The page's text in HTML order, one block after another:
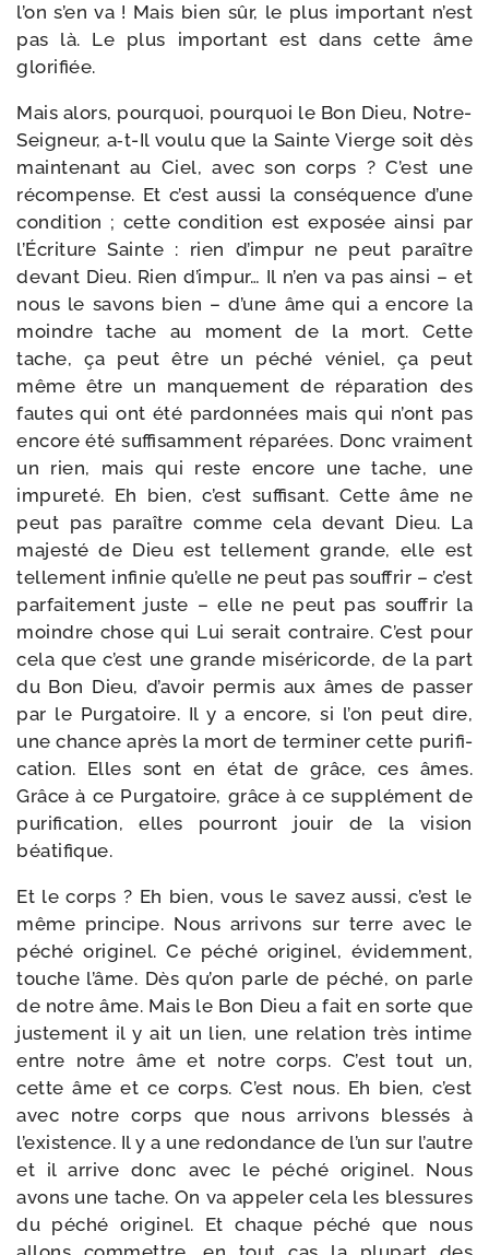
l’on s’en va ! Mais bien sûr, le plus impor­tant n’est
pas là. Le plus impor­tant est dans cette âme
glorifiée.
Mais alors, pour­quoi, pour­quoi le Bon Dieu, Notre-​
Seigneur, a‑t-​Il vou­lu que la Sainte Vierge soit dès
main­te­nant au Ciel, avec son corps ? C’est une
récom­pense. Et c’est aus­si la consé­quence d’une
condi­tion ; cette condi­tion est expo­sée ain­si par
l’Écriture Sainte : rien d’im­pur ne peut paraître
devant Dieu. Rien d’im­pur… Il n’en va pas ain­si – et
nous le savons bien – d’une âme qui a encore la
moindre tache au moment de la mort. Cette
tache, ça peut être un péché véniel, ça peut
même être un man­que­ment de répa­ra­tion des
fautes qui ont été par­don­nées mais qui n’ont pas
encore été suf­fi­sam­ment répa­rées. Donc vrai­ment
un rien, mais qui reste encore une tache, une
impu­re­té. Eh bien, c’est suf­fi­sant. Cette âme ne
peut pas paraître comme cela devant Dieu. La
majes­té de Dieu est tel­le­ment grande, elle est
tel­le­ment infi­nie qu’elle ne peut pas souf­frir – c’est
par­fai­te­ment juste – elle ne peut pas souf­frir la
moindre chose qui Lui serait contraire. C’est pour
cela que c’est une grande misé­ri­corde, de la part
du Bon Dieu, d’a­voir per­mis aux âmes de pas­ser
par le Purgatoire. Il y a encore, si l’on peut dire,
une chance après la mort de ter­mi­ner cette puri­fi­
ca­tion. Elles sont en état de grâce, ces âmes.
Grâce à ce Purgatoire, grâce à ce sup­plé­ment de
puri­fi­ca­tion, elles pour­ront jouir de la vision
béatifique.
Et le corps ? Eh bien, vous le savez aus­si, c’est le
même prin­cipe. Nous arri­vons sur terre avec le
péché ori­gi­nel. Ce péché ori­gi­nel, évi­dem­ment,
touche l’âme. Dès qu’on parle de péché, on parle
de notre âme. Mais le Bon Dieu a fait en sorte que
jus­te­ment il y ait un lien, une rela­tion très intime
entre notre âme et notre corps. C’est tout un,
cette âme et ce corps. C’est nous. Eh bien, c’est
avec notre corps que nous arri­vons bles­sés à
l’exis­tence. Il y a une redon­dance de l’un sur l’autre
et il arrive donc avec le péché ori­gi­nel. Nous
avons une tache. On va appe­ler cela les bles­sures
du péché ori­gi­nel. Et chaque péché que nous